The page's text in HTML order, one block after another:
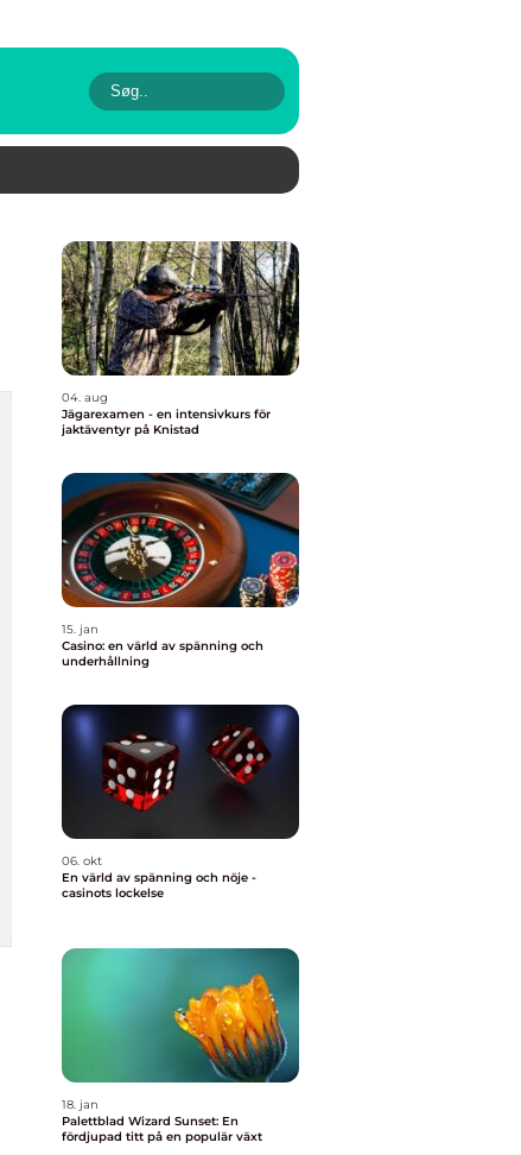
04. aug
Jägarexamen - en intensivkurs för
jaktäventyr på Knistad
15. jan
Casino: en värld av spänning och
underhållning
06. okt
En värld av spänning och nöje -
casinots lockelse
18. jan
Palettblad Wizard Sunset: En
fördjupad titt på en populär växt